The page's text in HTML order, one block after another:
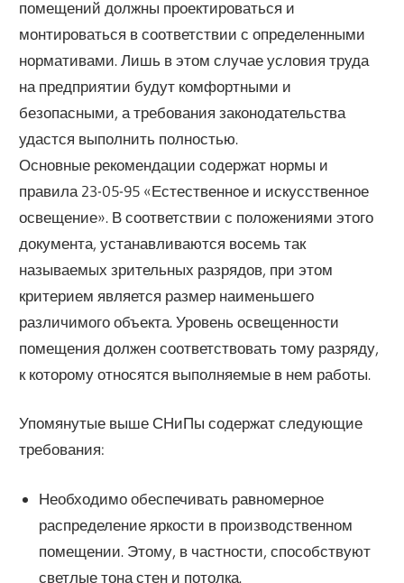
помещений должны проектироваться и
монтироваться в соответствии с определенными
нормативами. Лишь в этом случае условия труда
на предприятии будут комфортными и
безопасными, а требования законодательства
удастся выполнить полностью.
Основные рекомендации содержат нормы и
правила 23-05-95 «Естественное и искусственное
освещение». В соответствии с положениями этого
документа, устанавливаются восемь так
называемых зрительных разрядов, при этом
критерием является размер наименьшего
различимого объекта. Уровень освещенности
помещения должен соответствовать тому разряду,
к которому относятся выполняемые в нем работы.
Упомянутые выше СНиПы содержат следующие
требования:
Необходимо обеспечивать равномерное
распределение яркости в производственном
помещении. Этому, в частности, способствуют
светлые тона стен и потолка.